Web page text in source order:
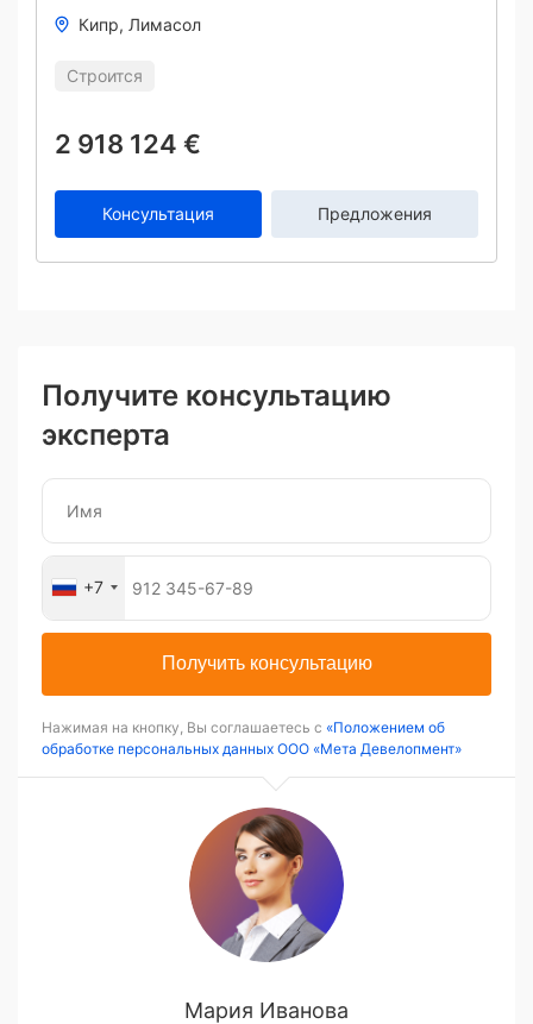
Кипр Лимасол
Строится
2 918 124 €
Консультация Предложения
Получите консультацию
эксперта
+7
Получить консультацию
Нажимая на кнопку, Вы соглашаетесь с «Положением об
обработке персональных данных ООО «Мета Девелопмент»
Мария Иванова